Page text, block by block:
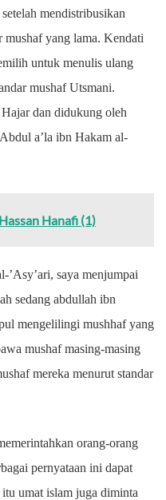
mendistribusikan
mushaf yang lama. Kendati
untuk menulis ulang
mushaf Utsmani.
dan didukung oleh
a’la ibn Hakam al-
Hanafi (1)
’Asy’ari, saya menjumpai
sedang abdullah ibn
mengelilingi mushhaf yang
mushaf masing-masing
mereka menurut standar
orang-orang
pernyataan ini dapat
umat islam juga diminta